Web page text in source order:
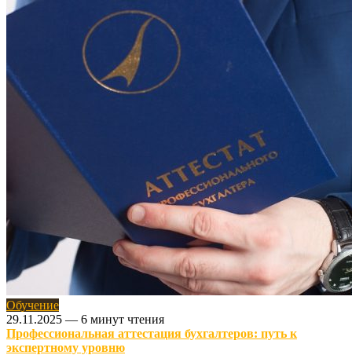
Обучение
29.11.2025 — 6 минут чтения
Профессиональная аттестация бухгалтеров: путь к
экспертному уровню